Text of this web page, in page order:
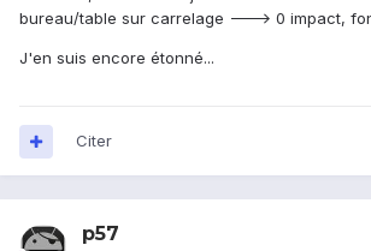
bureau/table sur carrelage ---> 0 impact,
J'en suis encore étonné...
Citer
p57